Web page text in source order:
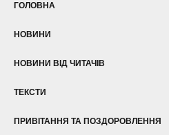
ГОЛОВНА
НОВИНИ
НОВИНИ ВІД ЧИТАЧІВ
ТЕКСТИ
ПРИВІТАННЯ ТА ПОЗДОРОВЛЕННЯ